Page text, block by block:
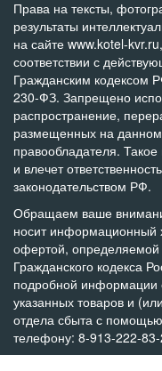
Права на тексты,
результаты
на сайте www.kotel-
соответствии с
Гражданским кодексом
230-ФЗ. Запрещено
распространение,
размещенных на данном
правообладателя.
и влечет
законодательством РФ.
Обращаем ваше
носит информационный
офертой,
Гражданского кодекса
подробной информации
указанных товаров и
отдела сбыта с
телефону: 8-913-222-